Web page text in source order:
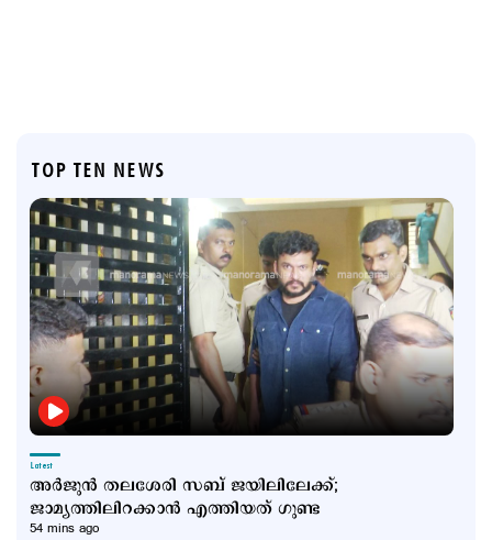
TOP TEN NEWS
Latest
അര്‍ജുന്‍ തലശേരി സബ് ജയിലിലേക്ക്;
ജാമ്യത്തിലിറക്കാൻ എത്തിയത് ഗുണ്ട
54 mins ago